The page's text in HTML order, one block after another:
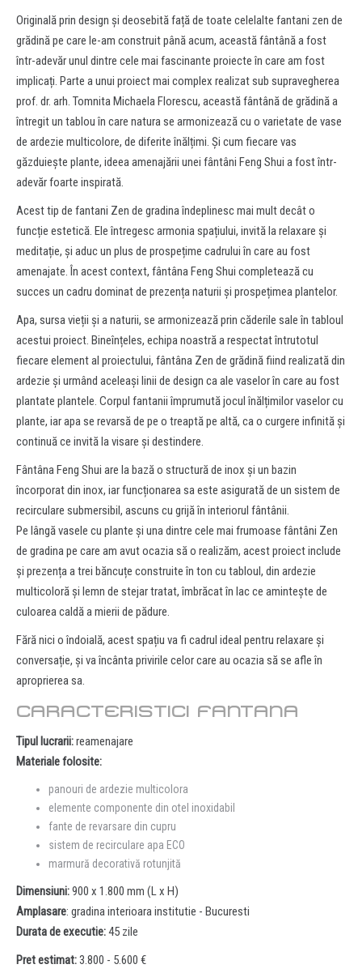
Originală prin design și deosebită față de toate celelalte fantani zen de
grădină pe care le-am construit până acum, această fântână a fost
într-adevăr unul dintre cele mai fascinante proiecte în care am fost
implicați. Parte a unui proiect mai complex realizat sub supravegherea
prof. dr. arh. Tomnita Michaela Florescu, această fântână de grădină a
întregit un tablou în care natura se armonizează cu o varietate de vase
de ardezie multicolore, de diferite înălțimi. Și cum fiecare vas
găzduiește plante, ideea amenajării unei fântâni Feng Shui a fost într-
adevăr foarte inspirată.
Acest tip de fantani Zen de gradina îndeplinesc mai mult decât o
funcție estetică. Ele întregesc armonia spațiului, invită la relaxare și
meditație, și aduc un plus de prospețime cadrului în care au fost
amenajate. În acest context, fântâna Feng Shui completează cu
succes un cadru dominat de prezența naturii și prospețimea plantelor.
Apa, sursa vieții și a naturii, se armonizează prin căderile sale în tabloul
acestui proiect. Bineînțeles, echipa noastră a respectat întrutotul
fiecare element al proiectului, fântâna Zen de grădină fiind realizată din
ardezie și urmând aceleași linii de design ca ale vaselor în care au fost
plantate plantele. Corpul fantanii împrumută jocul înălțimilor vaselor cu
plante, iar apa se revarsă de pe o treaptă pe altă, ca o curgere infinită și
continuă ce invită la visare și destindere.
Fântâna Feng Shui are la bază o structură de inox și un bazin
încorporat din inox, iar funcționarea sa este asigurată de un sistem de
recirculare submersibil, ascuns cu grijă în interiorul fântânii.
Pe lângă vasele cu plante și una dintre cele mai frumoase fântâni Zen
de gradina pe care am avut ocazia să o realizăm, acest proiect include
și prezența a trei băncuțe construite în ton cu tabloul, din ardezie
multicoloră și lemn de stejar tratat, îmbrăcat în lac ce amintește de
culoarea caldă a mierii de pădure.
Fără nici o îndoială, acest spațiu va fi cadrul ideal pentru relaxare și
conversație, și va încânta privirile celor care au ocazia să se afle în
aproprierea sa.
CARACTERISTICI FANTANA
Tipul lucrarii:reamenajare
Materiale folosite:
panouri de ardezie multicolora
elemente componente din otel inoxidabil
fante de revarsare din cupru
sistem de recirculare apa ECO
marmură decorativă rotunjită
Dimensiuni:900 x 1.800 mm (L x H)
Amplasare: gradina interioara institutie - Bucuresti
Durata de executie:45 zile
Pret estimat:3.800 - 5.600 €